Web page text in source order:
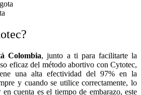
Colombia, junto a ti para facilitarte la
eficaz del método abortivo con Cytotec,
una alta efectividad del 97% en la
y cuando se utilice correctamente, lo
cuenta es el tiempo de embarazo, este